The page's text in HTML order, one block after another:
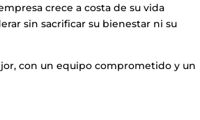
crece a costa de su vida
sin sacrificar su bienestar ni su
con un equipo comprometido y un